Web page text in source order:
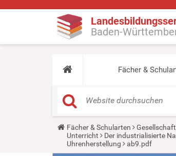
Baden-
Fächer &
Y
a
Fächer & Schularten
Unterricht
Der industrialisierte
Uhrenherstellung
ab9.pdf